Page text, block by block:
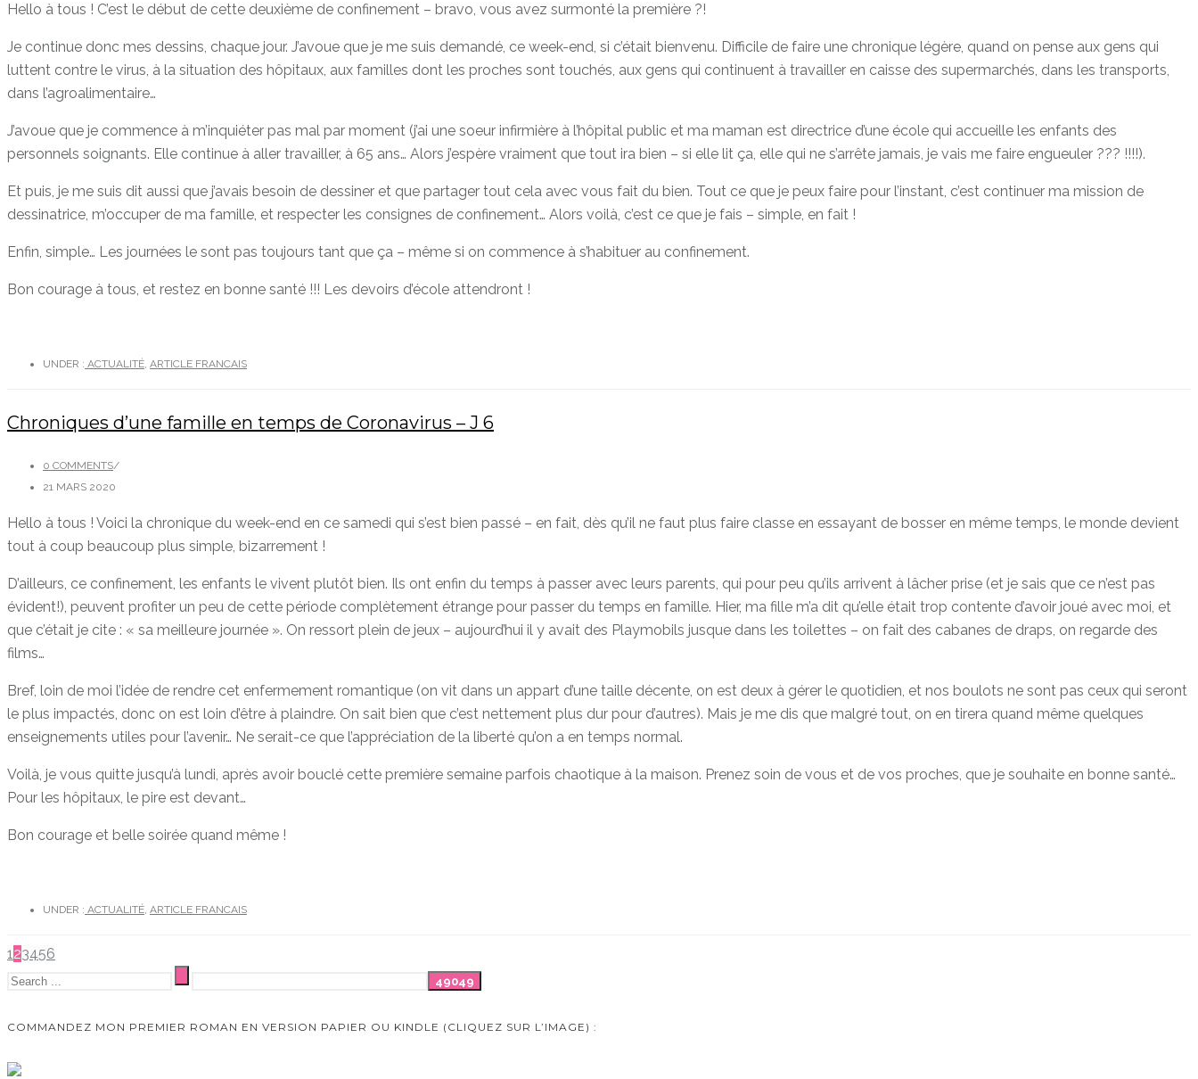
Hello à tous ! C’est le début de cette deuxième de confinement – bravo, vous avez surmonté la première ?!
Je continue donc mes dessins, chaque jour. J’avoue que je me suis demandé, ce week-end, si c’était bienvenu. Difficile de faire une chronique légère, quand on pense aux gens qui
luttent contre le virus, à la situation des hôpitaux, aux familles dont les proches sont touchés, aux gens qui continuent à travailler en caisse des supermarchés, dans les transports,
dans l’agroalimentaire…
J’avoue que je commence à m’inquiéter pas mal par moment (j’ai une soeur infirmière à l’hôpital public et ma maman est directrice d’une école qui accueille les enfants des
personnels soignants. Elle continue à aller travailler, à 65 ans… Alors j’espère vraiment que tout ira bien – si elle lit ça, elle qui ne s’arrête jamais, je vais me faire engueuler ??? !!!!).
Et puis, je me suis dit aussi que j’avais besoin de dessiner et que partager tout cela avec vous fait du bien. Tout ce que je peux faire pour l’instant, c’est continuer ma mission de
dessinatrice, m’occuper de ma famille, et respecter les consignes de confinement… Alors voilà, c’est ce que je fais – simple, en fait !
Enfin, simple… Les journées le sont pas toujours tant que ça – même si on commence à s’habituer au confinement.
Bon courage à tous, et restez en bonne santé !!! Les devoirs d’école attendront !
UNDER : ACTUALITÉ, ARTICLE FRANCAIS
Chroniques d’une famille en temps de Coronavirus – J 6
0 COMMENTS/
21 MARS 2020
Hello à tous ! Voici la chronique du week-end en ce samedi qui s’est bien passé – en fait, dès qu’il ne faut plus faire classe en essayant de bosser en même temps, le monde devient
tout à coup beaucoup plus simple, bizarrement !
D’ailleurs, ce confinement, les enfants le vivent plutôt bien. Ils ont enfin du temps à passer avec leurs parents, qui pour peu qu’ils arrivent à lâcher prise (et je sais que ce n’est pas
évident!), peuvent profiter un peu de cette période complètement étrange pour passer du temps en famille. Hier, ma fille m’a dit qu’elle était trop contente d’avoir joué avec moi, et
que c’était je cite : « sa meilleure journée ». On ressort plein de jeux – aujourd’hui il y avait des Playmobils jusque dans les toilettes – on fait des cabanes de draps, on regarde des
films…
Bref, loin de moi l’idée de rendre cet enfermement romantique (on vit dans un appart d’une taille décente, on est deux à gérer le quotidien, et nos boulots ne sont pas ceux qui seront
le plus impactés, donc on est loin d’être à plaindre. On sait bien que c’est nettement plus dur pour d’autres). Mais je me dis que malgré tout, on en tirera quand même quelques
enseignements utiles pour l’avenir… Ne serait-ce que l’appréciation de la liberté qu’on a en temps normal.
Voilà, je vous quitte jusqu’à lundi, après avoir bouclé cette première semaine parfois chaotique à la maison. Prenez soin de vous et de vos proches, que je souhaite en bonne santé…
Pour les hôpitaux, le pire est devant…
Bon courage et belle soirée quand même !
UNDER : ACTUALITÉ ARTICLE FRANCAIS
1 23456
COMMANDEZ MON PREMIER ROMAN EN VERSION PAPIER OU KINDLE (CLIQUEZ SUR L’IMAGE) :